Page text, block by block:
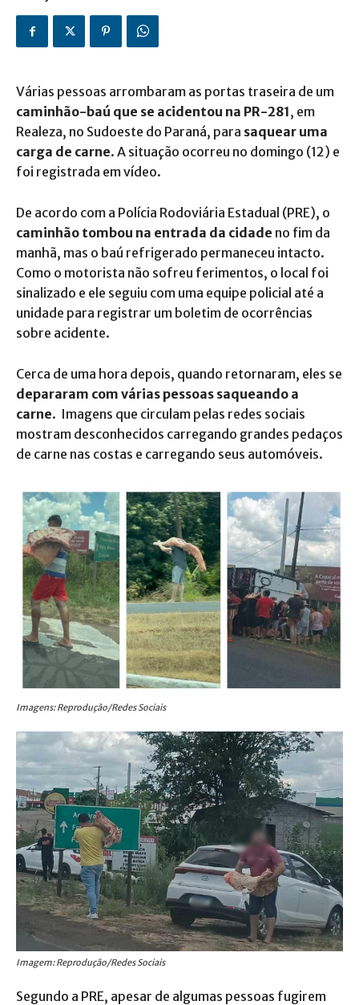
Várias pessoas arrombaram as portas traseira de um
caminhão-baú que se acidentou na PR-281, em
Realeza, no Sudoeste do Paraná, para saquear uma
carga de carne. A situação ocorreu no domingo (12) e
foi registrada em vídeo.
De acordo com a Polícia Rodoviária Estadual (PRE), o
caminhão tombou na entrada da cidade no fim da
manhã, mas o baú refrigerado permaneceu intacto.
Como o motorista não sofreu ferimentos, o local foi
sinalizado e ele seguiu com uma equipe policial até a
unidade para registrar um boletim de ocorrências
sobre acidente.
Cerca de uma hora depois, quando retornaram, eles se
depararam com várias pessoas saqueando a
carne. Imagens que circulam pelas redes sociais
mostram desconhecidos carregando grandes pedaços
de carne nas costas e carregando seus automóveis.
Imagens: Reprodução/Redes Sociais
Imagem: Reprodução/Redes Sociais
Segundo a PRE, apesar de algumas pessoas fugirem